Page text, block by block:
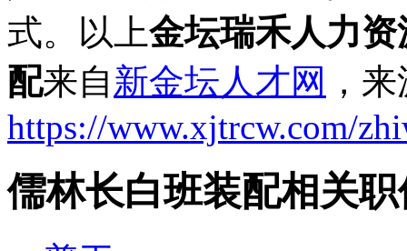
式。以上金坛瑞禾人力
配来自新金坛人才网 ，
https://www.xjtrcw.com/
儒林长白班装配相关职